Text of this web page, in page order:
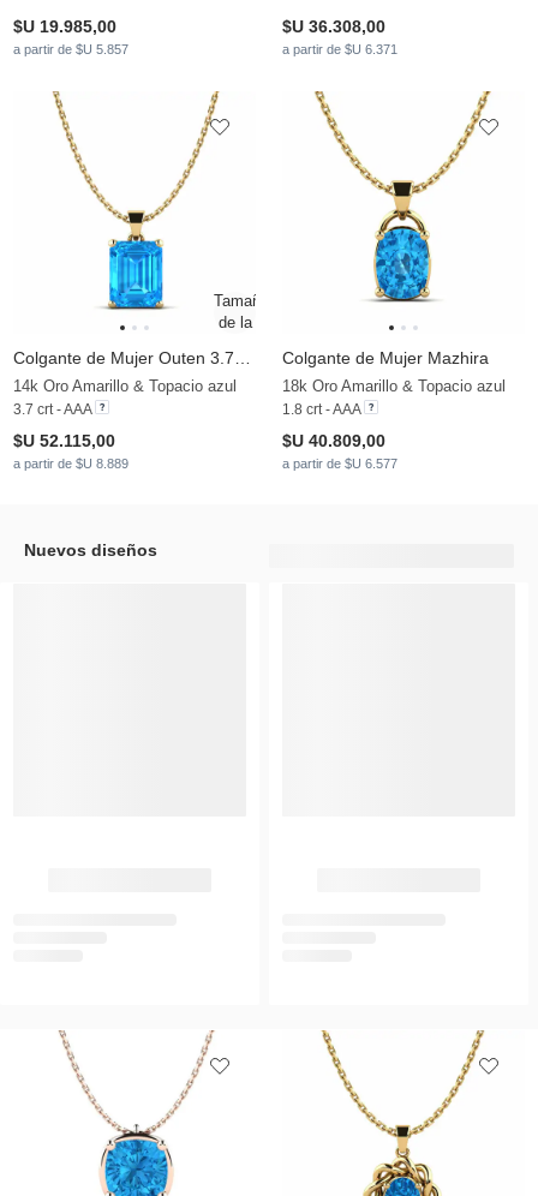
$U 19.985,00
a partir de $U 5.857
$U 36.308,00
a partir de $U 6.371
14k Oro Amarillo & Topacio azul
3.7 crt - AAA
$U 52.115,00
a partir de $U 8.889
Colgante de Mujer Mazhira
18k Oro Amarillo & Topacio azul
1.8 crt - AAA
$U 40.809,00
a partir de $U 6.577
Nuevos diseños